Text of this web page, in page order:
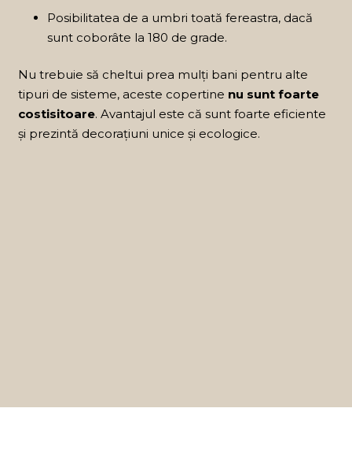
Posibilitatea de a umbri toată fereastra, dacă
sunt coborâte la 180 de grade.
Nu trebuie să cheltui prea mulți bani pentru alte
tipuri de sisteme, aceste copertine nu sunt foarte
costisitoare. Avantajul este că sunt foarte eficiente
și prezintă decorațiuni unice și ecologice.